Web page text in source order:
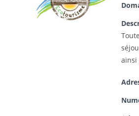
ainsi